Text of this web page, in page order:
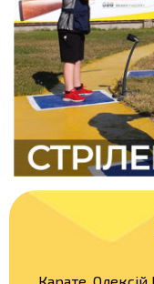
Карате. Олексій